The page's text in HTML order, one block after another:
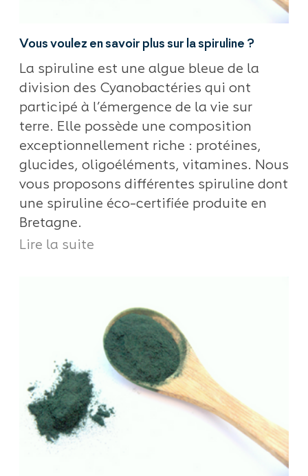
Vous voulez en savoir plus sur la spiruline ?
La spiruline est une algue bleue de la
division des Cyanobactéries qui ont
participé à l’émergence de la vie sur
terre. Elle possède une composition
exceptionnellement riche : protéines,
glucides, oligoéléments, vitamines. Nous
vous proposons différentes spiruline dont
une spiruline éco-certifiée produite en
Bretagne.
Lire la suite